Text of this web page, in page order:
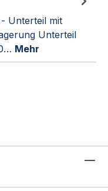
Unterteil mit
Unterteil
Mehr